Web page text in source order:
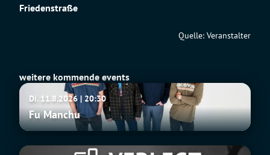
Friedenstraße
Quelle: Veranstalter
weitere kommende events
Fu
Manchu
Di. 11.8.2026 | 20:30
Fu Manchu
Tito